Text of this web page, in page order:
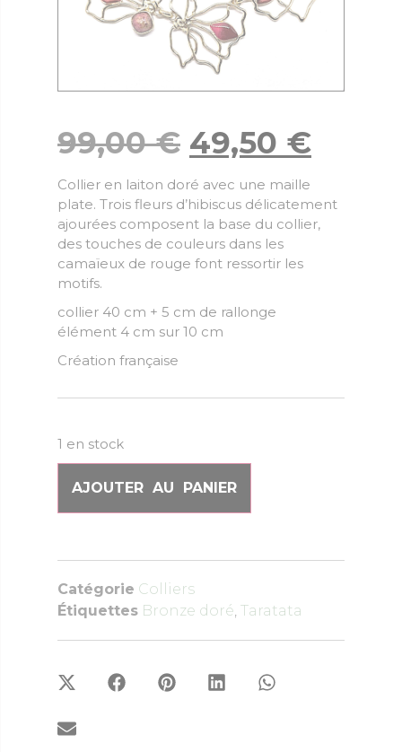
99,00€ 49,50 €
Collier en laiton doré avec une maille
plate. Trois fleurs d’hibiscus délicatement
ajourées composent la base du collier,
des touches de couleurs dans les
camaïeux de rouge font ressortir les
motifs.
collier 40 cm + 5 cm de rallonge
élément 4 cm sur 10 cm
Création française
1 en stock
AJOUTER AU PANIER
Catégorie Colliers
Étiquettes Bronze doré, Taratata